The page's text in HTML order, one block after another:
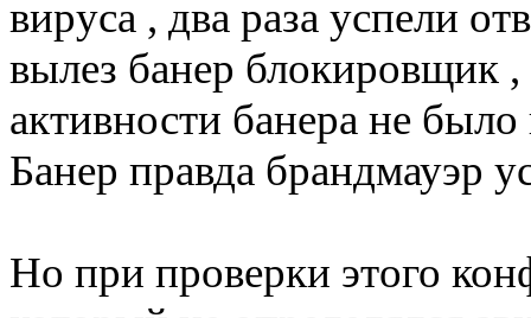
вируса , два раза успели
вылез банер блокировщик
активности банера не
Банер правда брандмауэр
Но при проверки этого